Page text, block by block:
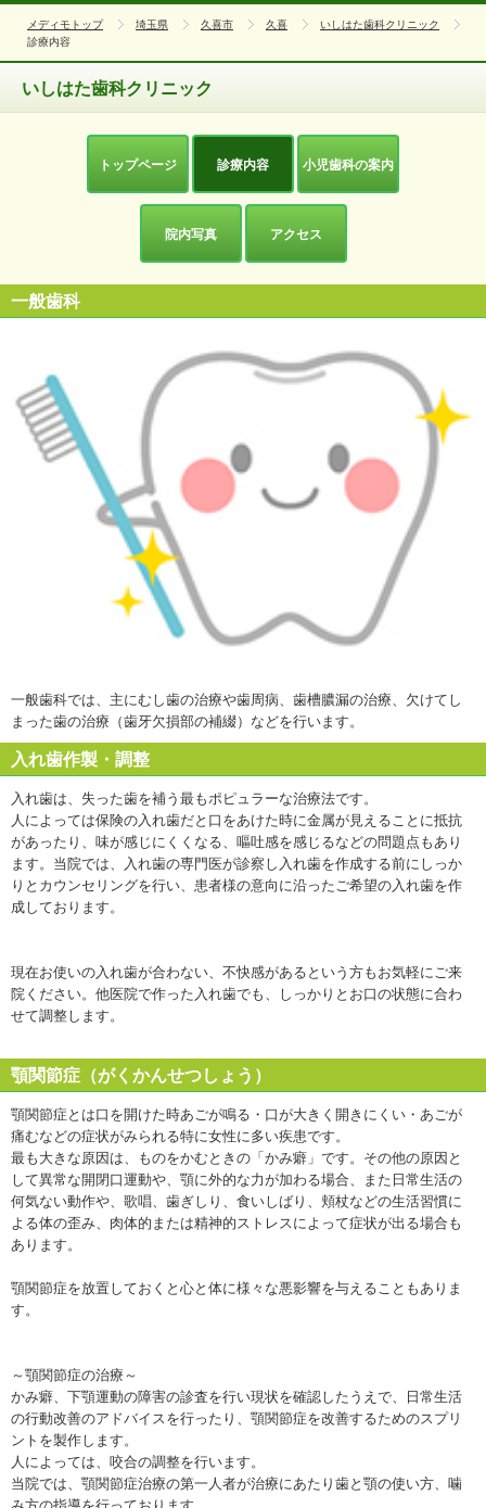
メディモトップ 埼玉県 久喜市 久喜
いしはた歯科クリニック
診療内容
いしはた歯科クリニック
トップページ 診療内容 小児歯科の案内
院内写真 アクセス
一般歯科
一般歯科では、主にむし歯の治療や歯周病、歯槽膿漏の治療、欠けてし
まった歯の治療（歯牙欠損部の補綴）などを行います。
入れ歯作製・調整
入れ歯は、失った歯を補う最もポピュラーな治療法です。
人によっては保険の入れ歯だと口をあけた時に金属が見えることに抵抗
があったり、味が感じにくくなる、嘔吐感を感じるなどの問題点もあり
ます。当院では、入れ歯の専門医が診察し入れ歯を作成する前にしっか
りとカウンセリングを行い、患者様の意向に沿ったご希望の入れ歯を作
成しております。
現在お使いの入れ歯が合わない、不快感があるという方もお気軽にご来
院ください。他医院で作った入れ歯でも、しっかりとお口の状態に合わ
せて調整します。
顎関節症（がくかんせつしょう）
顎関節症とは口を開けた時あごが鳴る・口が大きく開きにくい・あごが
痛むなどの症状がみられる特に女性に多い疾患です。
最も大きな原因は、ものをかむときの「かみ癖」です。その他の原因と
して異常な開閉口運動や、顎に外的な力が加わる場合、また日常生活の
何気ない動作や、歌唱、歯ぎしり、食いしばり、頬杖などの生活習慣に
よる体の歪み、肉体的または精神的ストレスによって症状が出る場合も
あります。
顎関節症を放置しておくと心と体に様々な悪影響を与えることもありま
す。
～顎関節症の治療～
かみ癖、下顎運動の障害の診査を行い現状を確認したうえで、日常生活
の行動改善のアドバイスを行ったり、顎関節症を改善するためのスプリ
ントを製作します。
人によっては、咬合の調整を行います。
当院では、顎関節症治療の第一人者が治療にあたり歯と顎の使い方、噛